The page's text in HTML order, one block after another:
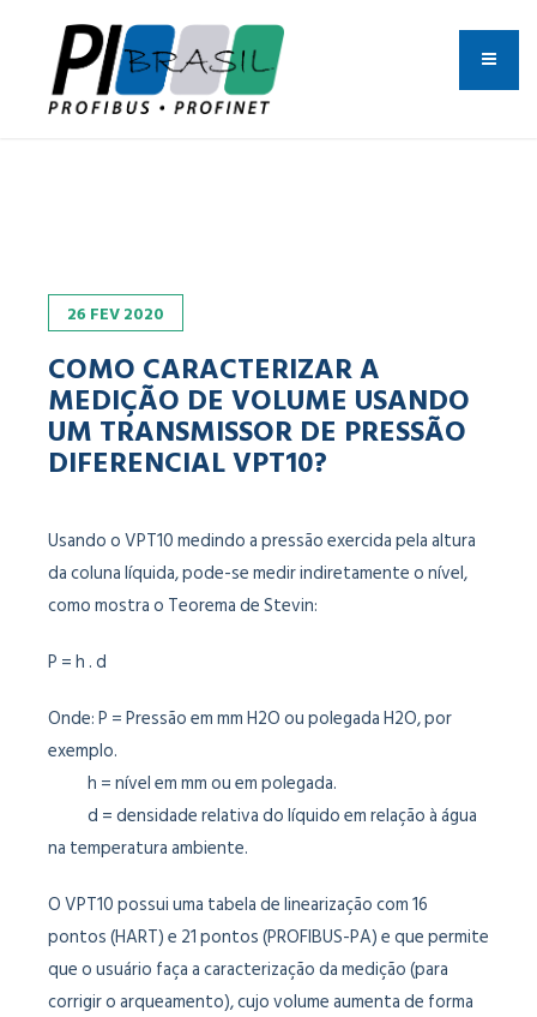
26 FEV2020
COMO CARACTERIZAR A
MEDIÇÃO DE VOLUME USANDO
UM TRANSMISSOR DE PRESSÃO
DIFERENCIAL VPT10?
Usando o VPT10 medindo a pressão exercida pela altura
da coluna líquida, pode-se medir indiretamente o nível,
como mostra o Teorema de Stevin:
P = h . d
Onde: P = Pressão em mm H2O ou polegada H2O, por
exemplo.
h = nível em mm ou em polegada.
d = densidade relativa do líquido em relação à água
na temperatura ambiente.
O VPT10 possui uma tabela de linearização com 16
pontos (HART) e 21 pontos (PROFIBUS-PA) e que permite
que o usuário faça a caracterização da medição (para
corrigir o arqueamento), cujo volume aumenta de forma